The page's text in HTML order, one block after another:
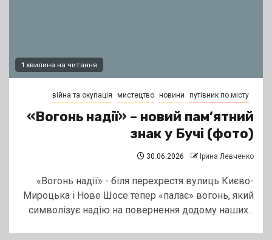
1 хвилина на читання
війна та окупація мистецтво новини путівник по місту
«Вогонь надії» – новий пам’ятний
знак у Бучі (фото)
30.06.2026 Ірина Левченко
«Вогонь надії» - біля перехрестя вулиць Києво-
Мироцька і Нове Шосе тепер «палає» вогонь, який
символізує надію на повернення додому наших...